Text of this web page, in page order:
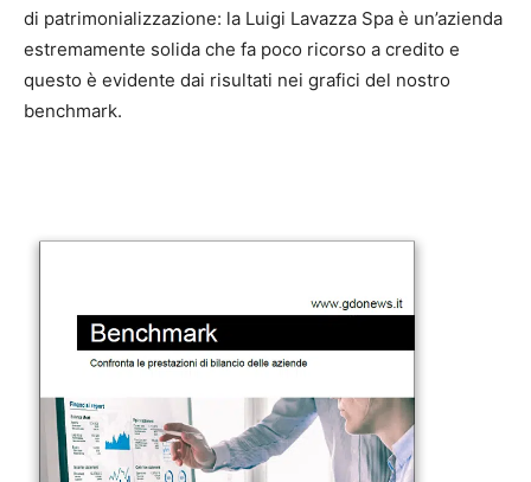
di patrimonializzazione: la Luigi Lavazza Spa è un’azienda
estremamente solida che fa poco ricorso a credito e
questo è evidente dai risultati nei grafici del nostro
benchmark.